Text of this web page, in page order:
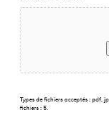
Types de fichiers acceptés : pdf,
fichiers : 5.